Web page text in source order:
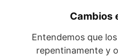
Cambios
Entendemos que
repentinamente y